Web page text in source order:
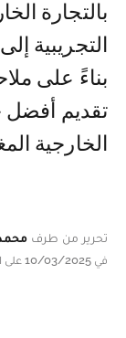
بالتجارة
التجريبية
بناءً على
تقديم أفضل
الخارجية
تحرير من طرف
في 10/03/2025 على الساعة 10:00